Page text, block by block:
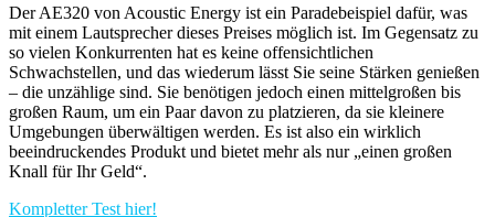
Der AE320 von Acoustic Energy ist ein Paradebeispiel dafür, was
mit einem Lautsprecher dieses Preises möglich ist. Im Gegensatz zu
so vielen Konkurrenten hat es keine offensichtlichen
Schwachstellen, und das wiederum lässt Sie seine Stärken genießen
– die unzählige sind. Sie benötigen jedoch einen mittelgroßen bis
großen Raum, um ein Paar davon zu platzieren, da sie kleinere
Umgebungen überwältigen werden. Es ist also ein wirklich
beeindruckendes Produkt und bietet mehr als nur „einen großen
Knall für Ihr Geld“.
Kompletter Test hier!